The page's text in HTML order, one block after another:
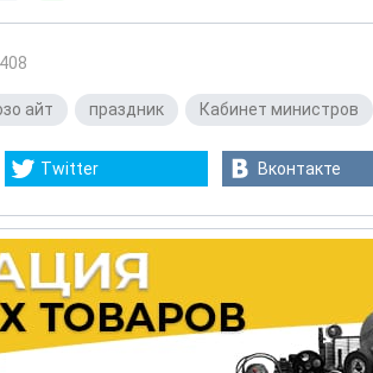
айт праздник Кабинет министров
Twitter Вконтакте